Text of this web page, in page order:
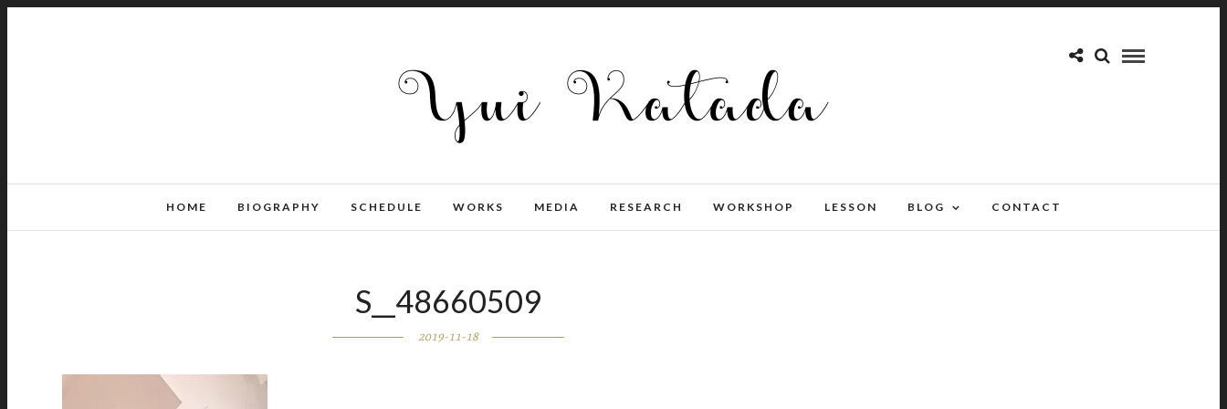
HOME BIOGRAPHY SCHEDULE WORKS MEDIA RESEARCH WORKSHOP LESSON BLOG CONTACT
S__48660509
2019-11-18